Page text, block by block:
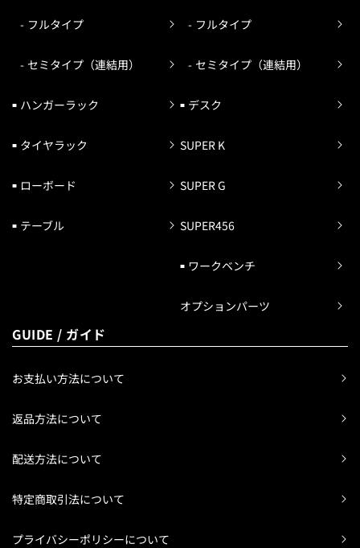
フルタイプ
セミタイプ（連結用）
ハンガーラック
タイヤラック
ローボード
テーブル
フルタイプ
セミタイプ（連結用）
デスク
SUPER K
SUPER G
SUPER456
ワークベンチ
オプションパーツ
GUIDE / ガイド
お支払い方法について
返品方法について
配送方法について
特定商取引法について
プライバシーポリシーについて